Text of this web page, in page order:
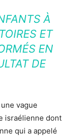
À
ET
EN
DE
vague
israélienne dont
qui a appelé